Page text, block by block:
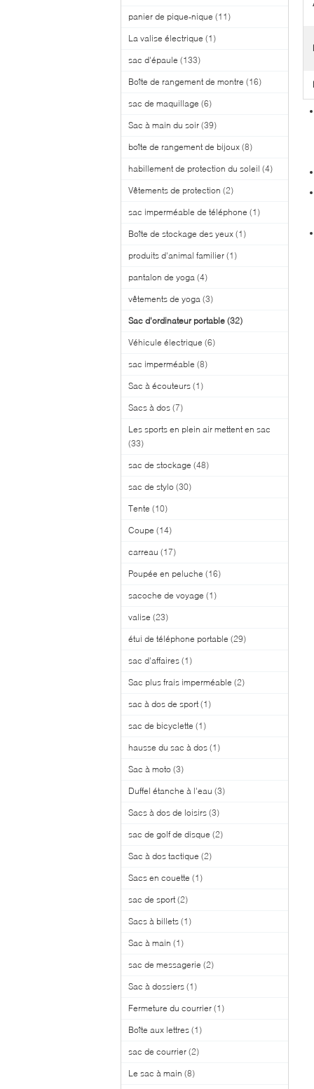
panier de pique-nique (11)
La valise électrique (1)
sac d'épaule (133)
Boîte de rangement de montre (16)
sac de maquillage (6)
Sac à main du soir (39)
boîte de rangement de bijoux (8)
habillement de protection du soleil (4)
Vêtements de protection (2)
sac imperméable de téléphone (1)
Boîte de stockage des yeux (1)
produits d'animal familier (1)
pantalon de yoga (4)
vêtements de yoga (3)
Sac d'ordinateur portable (32)
Véhicule électrique (6)
sac imperméable (8)
Sac à écouteurs (1)
Sacs à dos (7)
Les sports en plein air mettent en sac
(33)
sac de stockage (48)
sac de stylo (30)
Tente (10)
Coupe (14)
carreau (17)
Poupée en peluche (16)
sacoche de voyage (1)
valise (23)
étui de téléphone portable (29)
sac d'affaires (1)
Sac plus frais imperméable (2)
sac à dos de sport (1)
sac de bicyclette (1)
hausse du sac à dos (1)
Sac à moto (3)
Duffel étanche à l'eau (3)
Sacs à dos de loisirs (3)
sac de golf de disque (2)
Sac à dos tactique (2)
Sacs en couette (1)
sac de sport (2)
Sacs à billets (1)
Sac à main (1)
sac de messagerie (2)
Sac à dossiers (1)
Fermeture du courrier (1)
Boîte aux lettres (1)
sac de courrier (2)
Le sac à main (8)